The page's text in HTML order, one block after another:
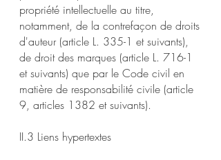
propriété intellectuelle au titre,
notamment, de la contrefaçon de droits
d'auteur (article L. 335-1 et suivants),
de droit des marques (article L. 716-1
et suivants) que par le Code civil en
matière de responsabilité civile (article
9, articles 1382 et suivants).
II.3 Liens hypertextes